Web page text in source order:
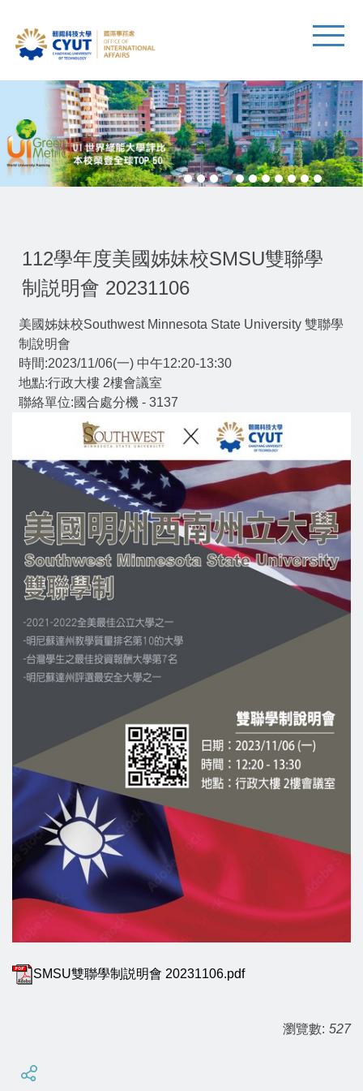
112學年度美國姊妹校SMSU雙聯學
制説明會 20231106
美國姊妹校Southwest Minnesota State University 雙聯學
制說明會
時間:2023/11/06(一) 中午12:20-13:30
地點:行政大樓 2樓會議室
聯絡單位:國合處分機 - 3137
SMSU雙聯學制説明會 20231106.pdf
瀏覽數: 527